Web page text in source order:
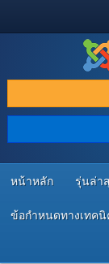
ดาวน์โหลด & ส่วนเสริม
ค้นคว้า & เรียนรู้
ชุมชน & สนับสนุน
ทรัพยากรสำหรับนักพัฒ
หน้าหลัก รุ่นล่า
ข้อกำหนดทางเทค